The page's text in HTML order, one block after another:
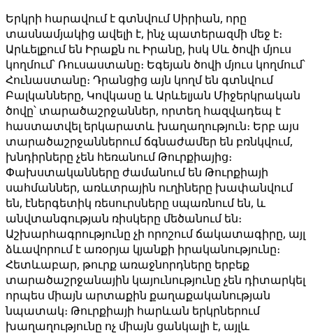
Երկրի հարավում է գտնվում Սիրիան, որը
տասնամյակից ավելի է, ինչ պատերազմի մեջ է։
Արևելքում են Իրաքն ու Իրանը, իսկ Սև ծովի մյուս
կողմում՝ Ռուսաստանը։ Եգեյան ծովի մյուս կողմում՝
Հունաստանը։ Դրանցից այն կողմ են գտնվում
Բալկանները, Կովկասը և Արևելյան Միջերկրական
ծովը՝ տարածաշրջաններ, որտեղ հազվադեպ է
հաստատվել երկարատև խաղաղություն։ Երբ այս
տարածաշրջաններում ճգնաժամեր են բռնկվում,
խնդիրները չեն հեռանում Թուրքիայից։
Փախստականները ժամանում են Թուրքիայի
սահմաններ, առևտրային ուղիները խափանվում
են, էներգետիկ ռեսուրսները սպառնում են, և
անվտանգության ռիսկերը մեծանում են։
Աշխարհագրությունը չի որոշում ճակատագիրը, այլ
ձևավորում է առօրյա կյանքի իրականությունը։
Հետևաբար, թուրք առաջնորդները երբեք
տարածաշրջանային կայունությունը չեն դիտարկել
որպես միայն արտաքին քաղաքականության
նպատակ։ Թուրքիայի հարևան երկրներում
խաղաղությունը ոչ միայն ցանկալի է, այլև